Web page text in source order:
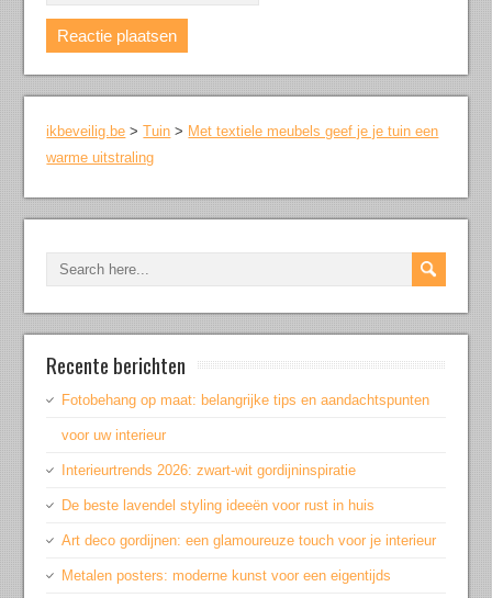
ikbeveilig.be >Tuin > Met textiele meubels geef je je tuin een
warme uitstraling
Recente berichten
Fotobehang op maat: belangrijke tips en aandachtspunten
voor uw interieur
Interieurtrends 2026: zwart-wit gordijninspiratie
De beste lavendel styling ideeën voor rust in huis
Art deco gordijnen: een glamoureuze touch voor je interieur
Metalen posters: moderne kunst voor een eigentijds